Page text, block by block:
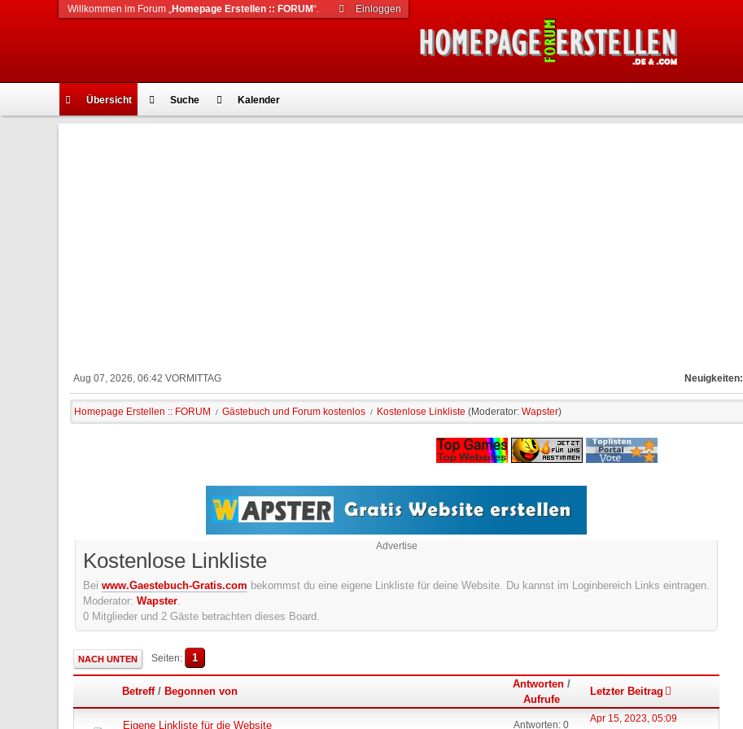
Übersicht Suche Kalender
Willkommen im Forum „Homepage Erstellen :: FORUM“. Einloggen
Aug 07, 2026, 06:42 VORMITTAG Neuigkeiten:
Homepage Erstellen :: FORUM / Gästebuch und Forum kostenlos / Kostenlose Linkliste (Moderator: Wapster)
Advertise
Kostenlose Linkliste
Bei www.Gaestebuch-Gratis.com bekommst du eine eigene Linkliste für deine Website. Du kannst im Loginbereich Links eintragen.
Moderator: Wapster
0 Mitglieder und 2 Gäste betrachten dieses Board.
NACH UNTEN Seiten 1
Betreff/ Begonnen von
Antworten /
Aufrufe
Letzter Beitrag
Eigene Linkliste für die Website Antworten: 0
Apr 15, 2023, 05:09